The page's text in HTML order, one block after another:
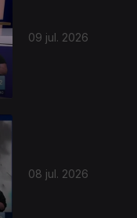
09 jul. 2026
08 jul. 2026